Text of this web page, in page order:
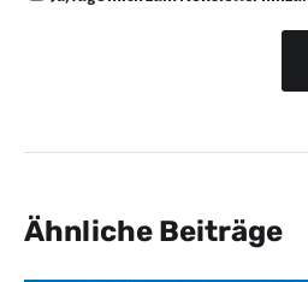
Ähnliche Beiträge